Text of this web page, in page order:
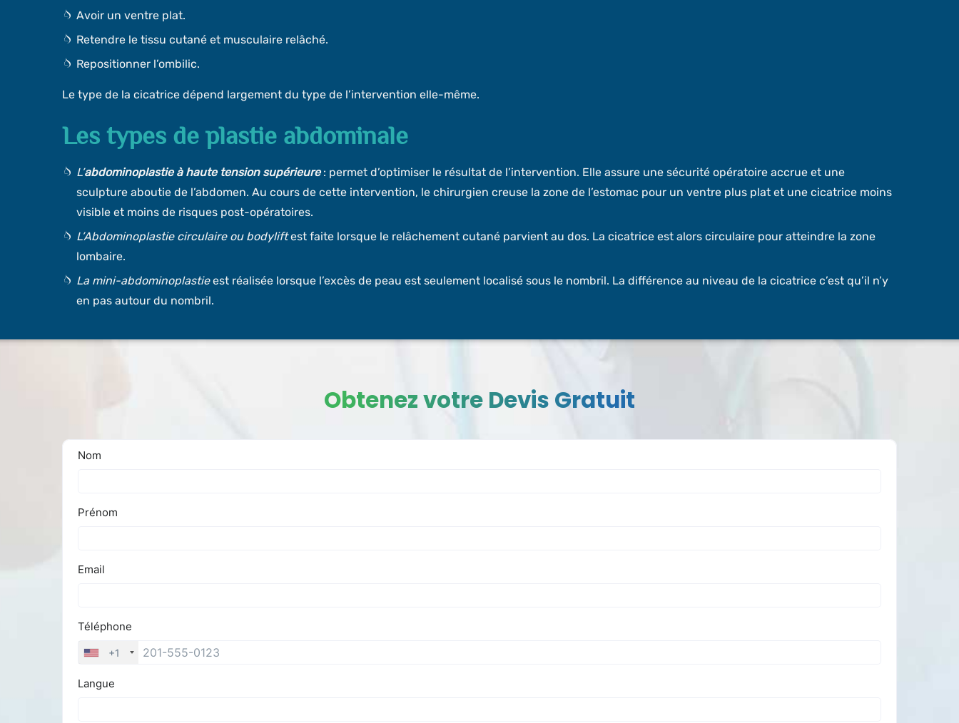
Avoir un ventre plat.
Retendre le tissu cutané et musculaire relâché.
Repositionner l’ombilic.
Le type de la cicatrice dépend largement du type de l’intervention elle-même.
Les types de plastie abdominale
L’abdominoplastie à haute tension supérieure : permet d’optimiser le résultat de l’intervention. Elle assure une sécurité opératoire accrue et une
sculpture aboutie de l’abdomen. Au cours de cette intervention, le chirurgien creuse la zone de l’estomac pour un ventre plus plat et une cicatrice moins
visible et moins de risques post-opératoires.
L’Abdominoplastie circulaire ou bodyliftest faite lorsque le relâchement cutané parvient au dos. La cicatrice est alors circulaire pour atteindre la zone
lombaire.
La mini-abdominoplastieest réalisée lorsque l’excès de peau est seulement localisé sous le nombril. La différence au niveau de la cicatrice c’est qu’il n’y
en pas autour du nombril.
Obtenez votre Devis Gratuit